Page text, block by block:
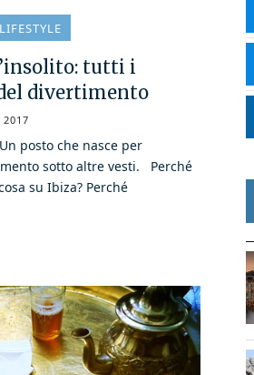
tutti i
divertimento
2017
posto che nasce per
sotto altre vesti. Perché
su Ibiza? Perché